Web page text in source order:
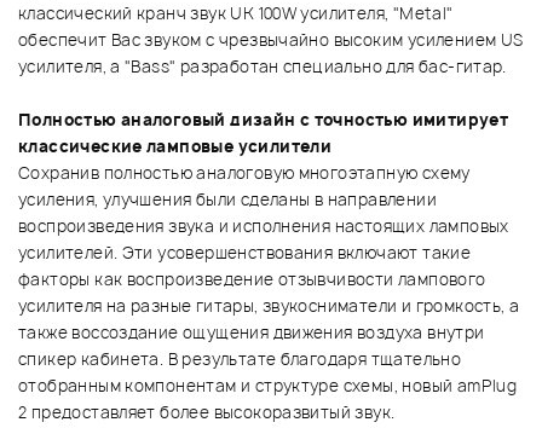
классический кранч звук UK 100W усилителя, "Metal"
обеспечит Вас звуком с чрезвычайно высоким усилением US
усилителя, а "Bass" разработан специально для бас-гитар.
Полностью аналоговый дизайн с точностью имитирует
классические ламповые усилители
Сохранив полностью аналоговую многоэтапную схему
усиления, улучшения были сделаны в направлении
воспроизведения звука и исполнения настоящих ламповых
усилителей. Эти усовершенствования включают такие
факторы как воспроизведение отзывчивости лампового
усилителя на разные гитары, звукосниматели и громкость, а
также воссоздание ощущения движения воздуха внутри
спикер кабинета. В результате благодаря тщательно
отобранным компонентам и структуре схемы, новый amPlug
2 предоставляет более высокоразвитый звук.